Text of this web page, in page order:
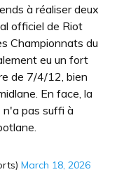
à réaliser deux
officiel de Riot
Championnats du
eu un fort
de 7/4/12, bien
En face, la
n'a pas suffi à
March 18, 2026